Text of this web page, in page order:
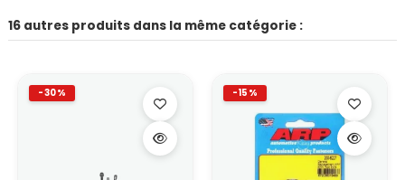
16 autres produits dans la même catégorie :
-30% -15%